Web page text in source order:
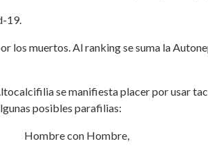
19.
los muertos. Al ranking se suma la
se manifiesta placer por usar
posibles parafilias:
Hombre con Hombre,